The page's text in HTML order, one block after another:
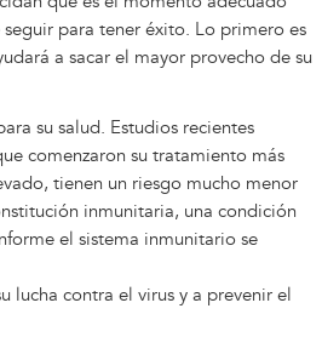
para tener éxito. Lo primero es
a sacar el mayor provecho de su
su salud. Estudios recientes
comenzaron su tratamiento más
tienen un riesgo mucho menor
inmunitaria, una condición
el sistema inmunitario se
lucha contra el virus y a prevenir el